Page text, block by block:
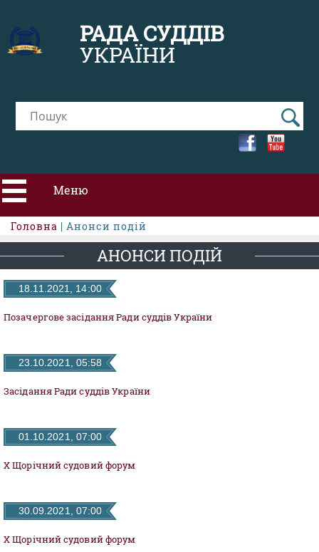
РАДА СУДДІВ
УКРАЇНИ
Меню
ПРО РСУ
ДОКУМЕНТИ
КАНДИДАТИ ДО КСУ
НОРМАТИВНІ ДОКУМЕНТИ
МІЖНАРОДНІ СТАНДАРТИ
Головна | Анонси подій
АНОНСИ ПОДІЙ
18.11.2021, 14:00
Позачергове засідання Ради суддів України
23.10.2021, 05:58
Засідання Ради суддів України
01.10.2021, 07:00
X Щорічний судовий форум
30.09.2021, 07:00
X Щорічний судовий форум